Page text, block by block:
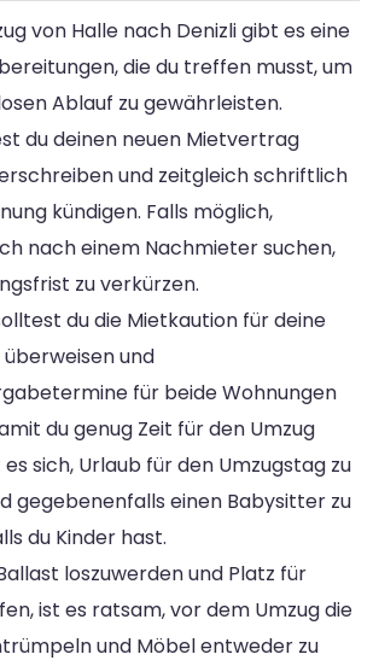
von Halle nach Denizli gibt es eine
die du treffen musst, um
Ablauf zu gewährleisten.
du deinen neuen Mietvertrag
und zeitgleich schriftlich
kündigen. Falls möglich,
nach einem Nachmieter suchen,
zu verkürzen.
du die Mietkaution für deine
und
für beide Wohnungen
du genug Zeit für den Umzug
sich, Urlaub für den Umzugstag zu
gegebenenfalls einen Babysitter zu
du Kinder hast.
loszuwerden und Platz für
ist es ratsam, vor dem Umzug die
und Möbel entweder zu